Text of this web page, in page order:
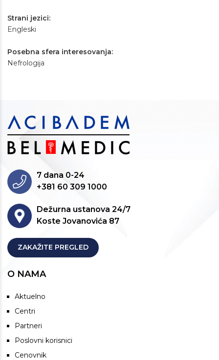
Strani jezici:
Engleski
Posebna sfera interesovanja:
Nefrologija
7 dana 0-24
+381 60 309 1000
Dežurna ustanova 24/7
Koste Jovanovića 87
ZAKAŽITE PREGLED
O NAMA
Aktuelno
Centri
Partneri
Poslovni korisnici
Cenovnik